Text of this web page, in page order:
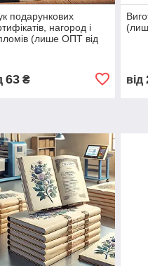
подарункових
нагород і
(лише ОПТ від
63₴ від